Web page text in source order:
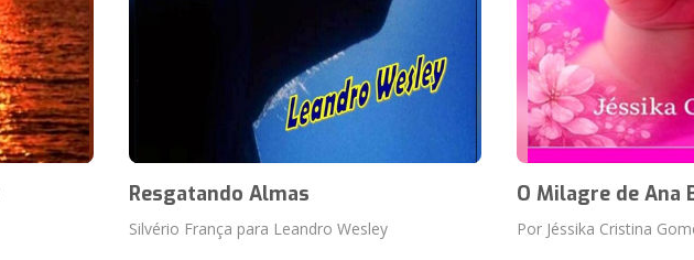
Resgatando Almas
Silvério França para Leandro Wesley
O Milagre de Ana
Por Jéssika Cristina